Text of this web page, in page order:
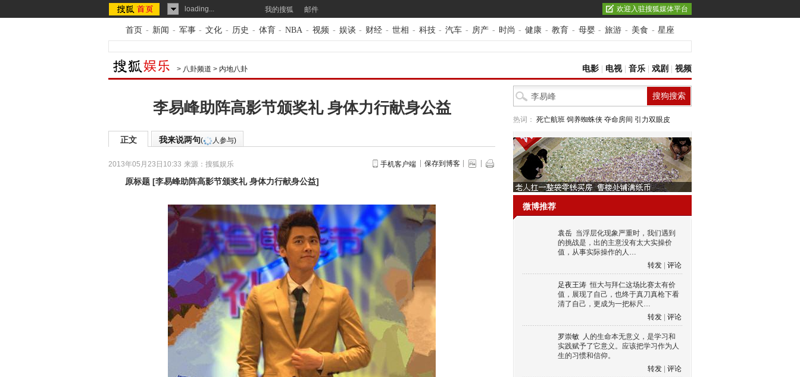
loading... 我的搜狐 邮件 欢迎入驻搜狐媒体平台
首页 - 新闻 - 军事 - 文化 - 历史 - 体育 - NBA - 视频 - 娱谈 - 财经 - 世相 - 科技 - 汽车 - 房产 - 时尚 - 健康 - 教育 - 母婴 - 旅游 - 美食 - 星座
> 八卦频道 > 内地八卦 电影 电视| 音乐 戏剧 视频
李易峰助阵高影节颁奖礼 身体力行献身公益
正文 我来说两句( 人参与)
2013年05月23日10:33 来源： 搜狐娱乐 手机客户端 保存到博客
原标题 [李易峰助阵高影节颁奖礼 身体力行献身公益]
热词： 死亡航班 饲养蜘蛛侠 夺命房间 引力双眼皮
微博推荐
袁岳 当浮层化现象严重时，我们遇到
的挑战是，出的主意没有太大实操价
值，从事实际操作的人…
转发
评论
足夜王涛 恒大与拜仁这场比赛太有价
值，展现了自己，也终于真刀真枪下看
清了自己，更成为一把标尺…
转发
评论
罗崇敏 人的生命本无意义，是学习和
实践赋予了它意义。应该把学习作为人
生的习惯和信仰。
转发
评论